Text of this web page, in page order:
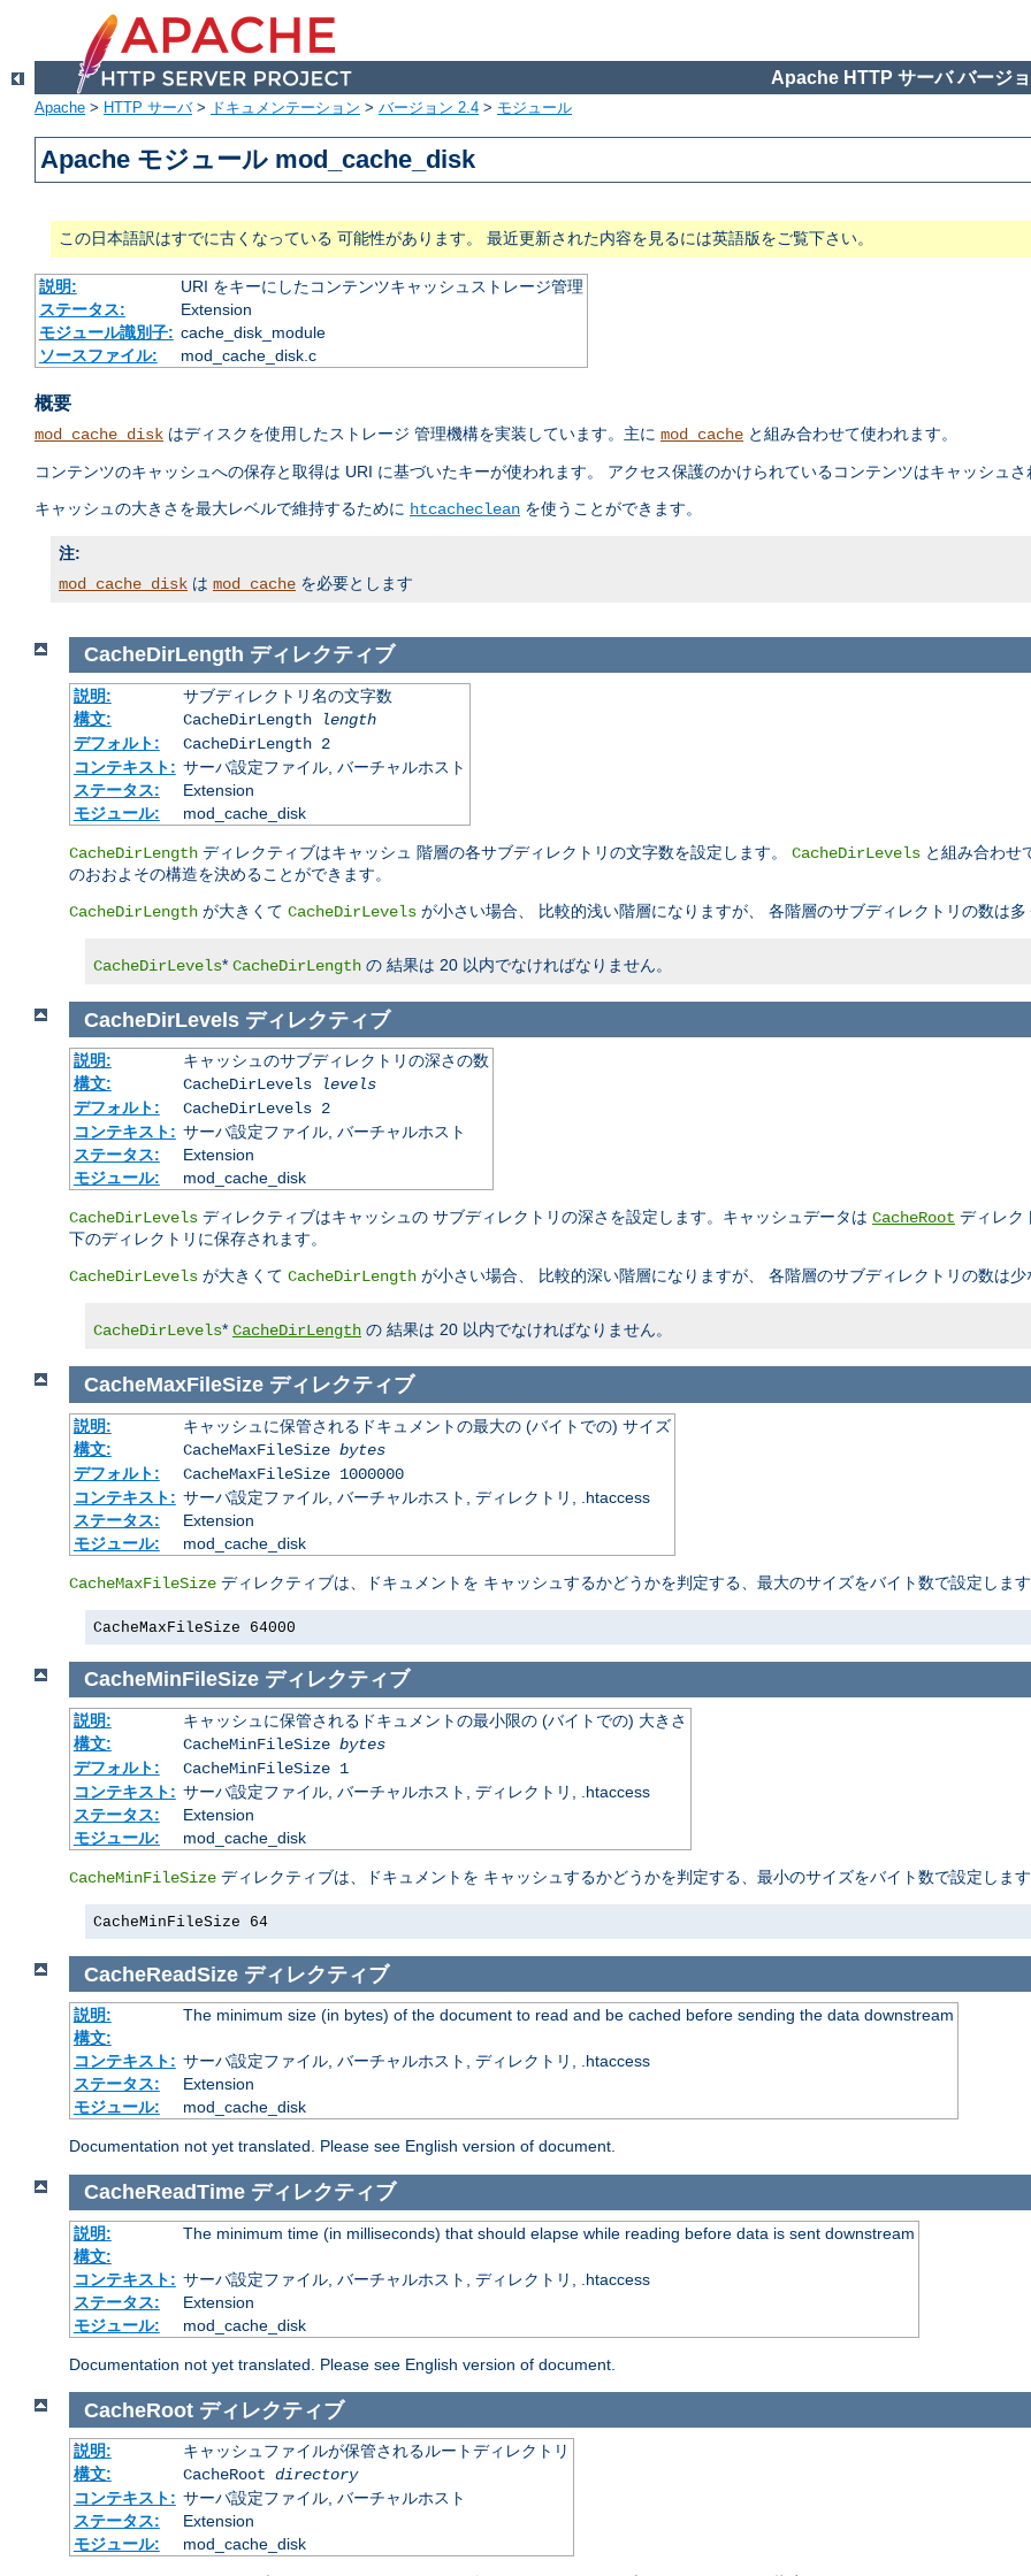
Apache HTTP サーバ バージ
Apache > HTTP サーバ> ドキュメンテーション > バージョン 2.4 > モジュール
Apache モジュール mod_cache_disk
この日本語訳はすでに古くなっている 可能性があります。 最近更新された内容を見るには英語版をご覧下さい。
説明:
URI をキーにしたコンテンツキャッシュストレージ管理
ステータス:
Extension
モジュール識別子: cache_disk_module
ソースファイル:
mod_cache_disk.c
概要
mod_cache_disk はディスクを使用したストレージ 管理機構を実装しています。主に mod_cache と組み合わせて使われます。
コンテンツのキャッシュへの保存と取得は URI に基づいたキーが使われます。 アクセス保護のかけられているコンテンツはキャッシュさ
キャッシュの大きさを最大レベルで維持するために htcacheclean を使うことができます。
注:
mod_cache_disk は mod_cache を必要とします
CacheDirLength ディレクティブ
説明:
サブディレクトリ名の文字数
構文:
CacheDirLength
length
デフォルト:
CacheDirLength 2
コンテキスト: サーバ設定ファイル, バーチャルホスト
ステータス:
Extension
モジュール:
mod_cache_disk
CacheDirLength ディレクティブはキャッシュ 階層の各サブディレクトリの文字数を設定します。 CacheDirLevels と組み合わせ
のおおよその構造を決めることができます。
CacheDirLength が大きくて CacheDirLevels が小さい場合、 比較的浅い階層になりますが、 各階層のサブディレクトリの数は多
CacheDirLevels* CacheDirLength の 結果は 20 以内でなければなりません。
CacheDirLevelsディレクティブ
説明:
キャッシュのサブディレクトリの深さの数
構文:
CacheDirLevels
levels
デフォルト:
CacheDirLevels 2
コンテキスト: サーバ設定ファイル, バーチャルホスト
ステータス:
Extension
モジュール:
mod_cache_disk
CacheDirLevels ディレクティブはキャッシュの サブディレクトリの深さを設定します。キャッシュデータは CacheRoot ディレク
下のディレクトリに保存されます。
CacheDirLevels が大きくて CacheDirLength が小さい場合、 比較的深い階層になりますが、 各階層のサブディレクトリの数は少
CacheDirLevels* CacheDirLength の 結果は 20 以内でなければなりません。
CacheMaxFileSizeディレクティブ
説明:
キャッシュに保管されるドキュメントの最大の (バイトでの) サイズ
構文:
CacheMaxFileSize bytes
デフォルト:
CacheMaxFileSize 1000000
コンテキスト: サーバ設定ファイル, バーチャルホスト, ディレクトリ, .htaccess
ステータス:
Extension
モジュール:
mod_cache_disk
CacheMaxFileSize ディレクティブは、ドキュメントを キャッシュするかどうかを判定する、最大のサイズをバイト数で設定します
CacheMaxFileSize 64000
CacheMinFileSizeディレクティブ
説明:
キャッシュに保管されるドキュメントの最小限の (バイトでの) 大きさ
構文:
CacheMinFileSize bytes
デフォルト:
CacheMinFileSize 1
コンテキスト: サーバ設定ファイル, バーチャルホスト, ディレクトリ, .htaccess
ステータス:
Extension
モジュール:
mod_cache_disk
CacheMinFileSize ディレクティブは、ドキュメントを キャッシュするかどうかを判定する、最小のサイズをバイト数で設定します
CacheMinFileSize 64
CacheReadSizeディレクティブ
説明:
The minimum size (in bytes) of the document to read and be cached before sending the data downstream
構文:
コンテキスト: サーバ設定ファイル, バーチャルホスト, ディレクトリ, .htaccess
ステータス:
Extension
モジュール:
mod_cache_disk
Documentation not yet translated. Please see English version of document.
CacheReadTimeディレクティブ
説明:
The minimum time (in milliseconds) that should elapse while reading before data is sent downstream
構文:
コンテキスト: サーバ設定ファイル, バーチャルホスト, ディレクトリ, .htaccess
ステータス:
Extension
モジュール:
mod_cache_disk
Documentation not yet translated. Please see English version of document.
CacheRootディレクティブ
説明:
キャッシュファイルが保管されるルートディレクトリ
構文:
CacheRoot directory
コンテキスト: サーバ設定ファイル, バーチャルホスト
ステータス:
Extension
モジュール:
mod_cache_disk